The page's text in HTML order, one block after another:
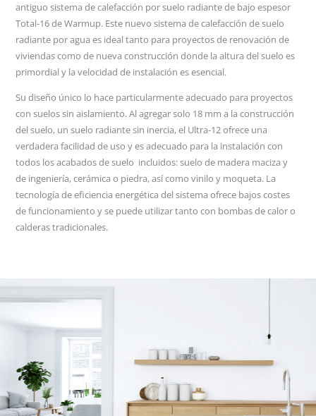
antiguo sistema de calefacción por suelo radiante de bajo espesor
Total-16 de Warmup. Este nuevo sistema de calefacción de suelo
radiante por agua es ideal tanto para proyectos de renovación de
viviendas como de nueva construcción donde la altura del suelo es
primordial y la velocidad de instalación es esencial.
Su diseño único lo hace particularmente adecuado para proyectos
con suelos sin aislamiento. Al agregar solo 18 mm a la construcción
del suelo, un suelo radiante sin inercia, el Ultra-12 ofrece una
verdadera facilidad de uso y es adecuado para la instalación con
todos los acabados de suelo incluidos: suelo de madera maciza y
de ingeniería, cerámica o piedra, así como vinilo y moqueta. La
tecnología de eficiencia energética del sistema ofrece bajos costes
de funcionamiento y se puede utilizar tanto con bombas de calor o
calderas tradicionales.